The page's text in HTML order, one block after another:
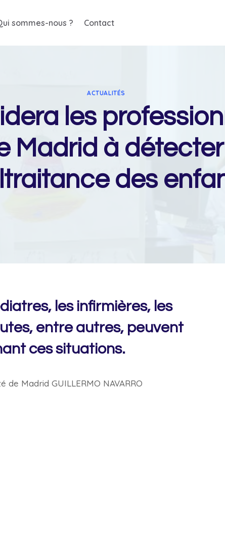
sommes-nous ? Contact
ACTUALITÉS
les
Madrid à
des
les infirmières, les
entre autres, peuvent
ces situations.
de Madrid GUILLERMO NAVARRO